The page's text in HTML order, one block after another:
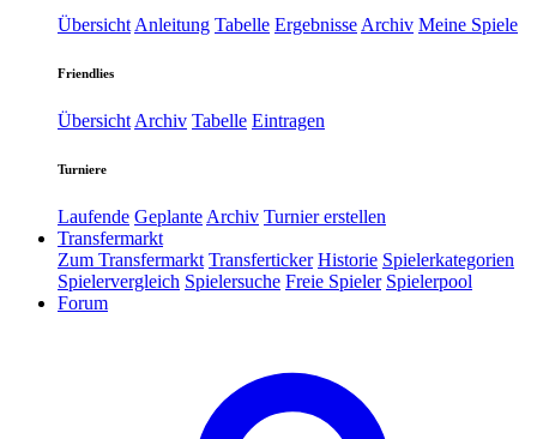
Übersicht Anleitung Tabelle Ergebnisse Archiv Meine Spiele
Friendlies
Übersicht Archiv Tabelle Eintragen
Turniere
Laufende Geplante Archiv Turnier erstellen
Transfermarkt
Zum Transfermarkt Transferticker Historie Spielerkategorien
Spielervergleich Spielersuche Freie Spieler Spielerpool
Forum